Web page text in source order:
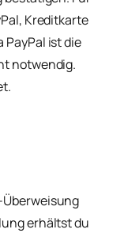
Kre­dit­kar­te
Pay­Pal ist die
not­wen­dig.
Über­wei­sung
erhältst du